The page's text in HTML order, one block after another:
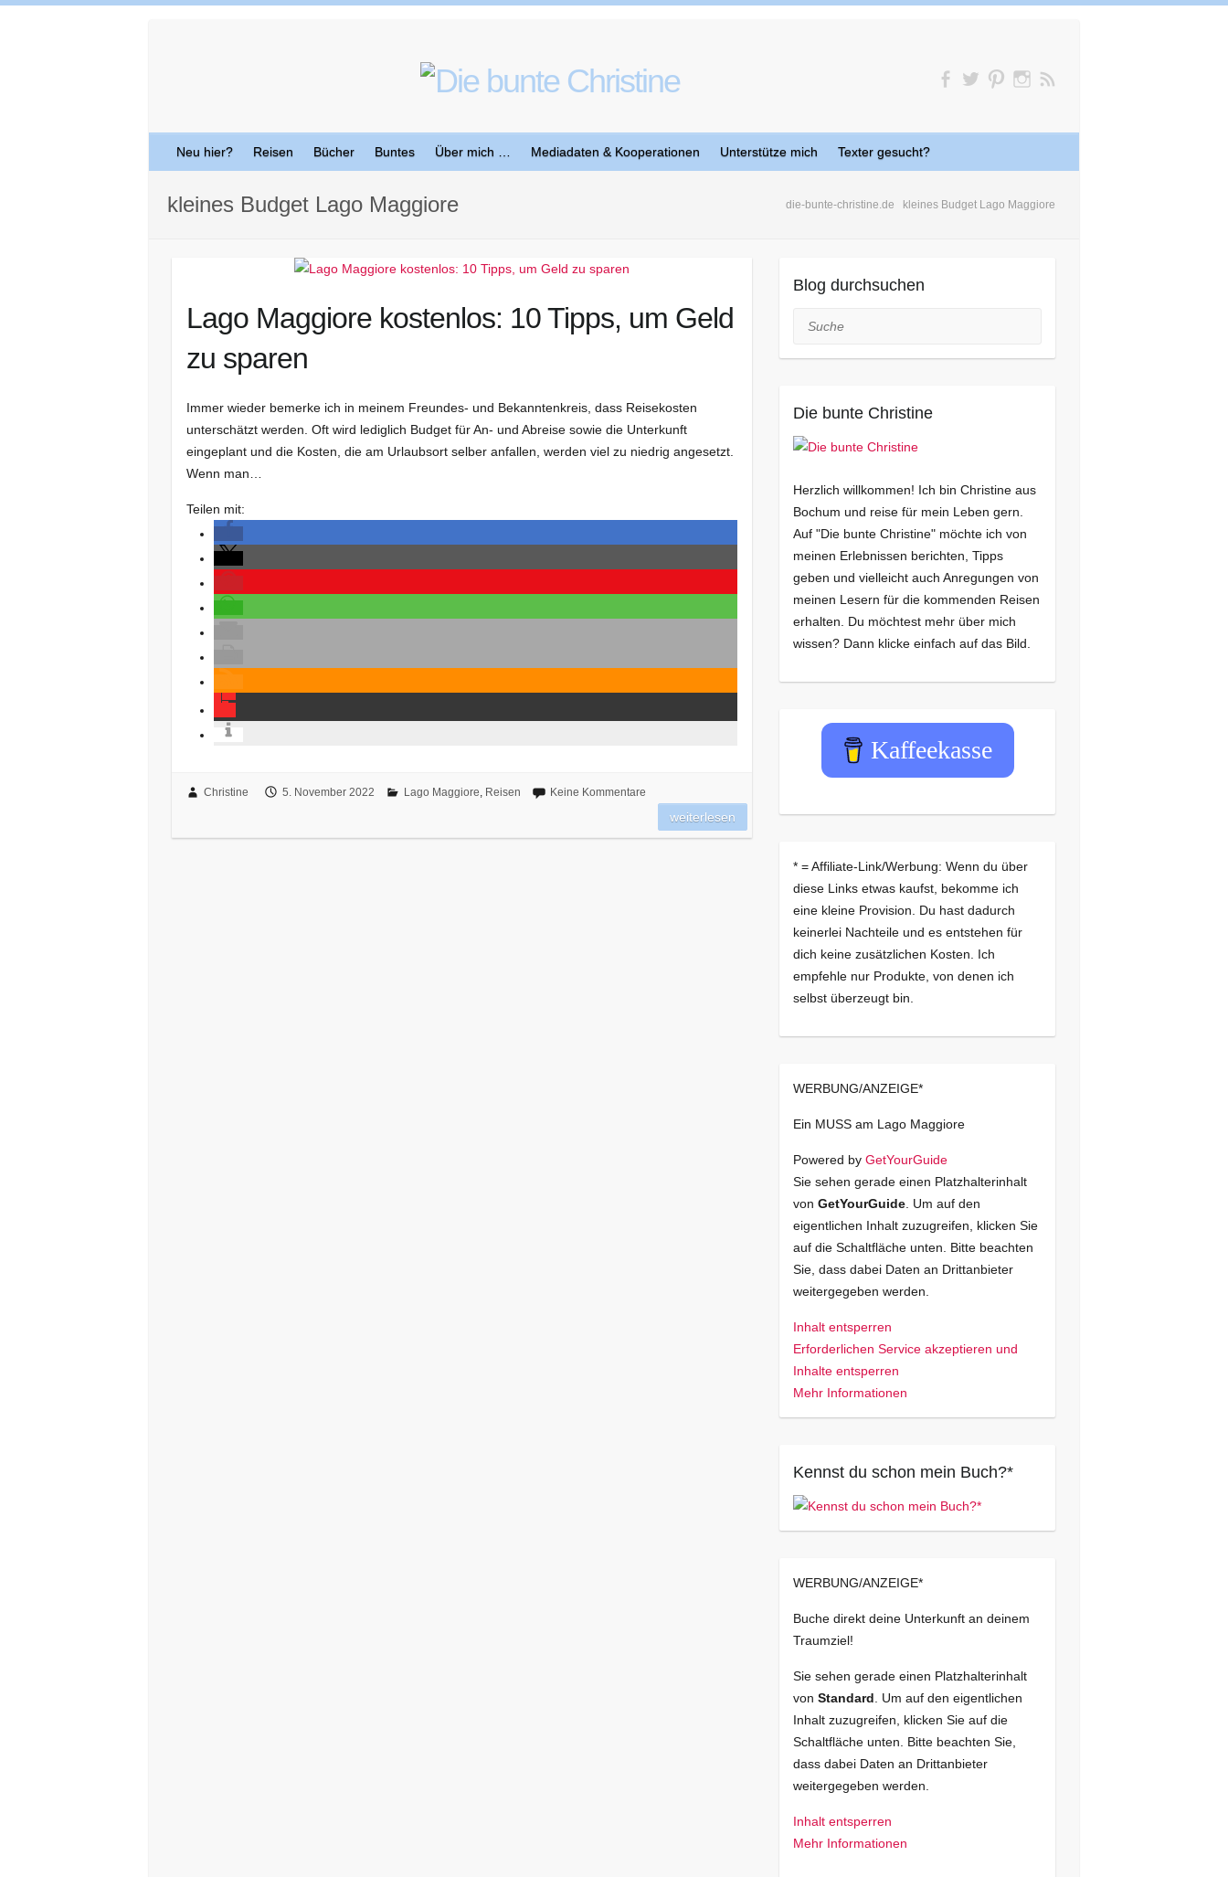
Neu hier? Reisen Bücher Buntes Über mich … Mediadaten & Kooperationen Unterstütze mich Texter gesucht?
die-bunte-christine.de kleines Budget Lago Maggiore
kleines Budget Lago Maggiore
Lago Maggiore kostenlos: 10 Tipps, um Geld
zu sparen
Immer wieder bemerke ich in meinem Freundes- und Bekanntenkreis, dass Reisekosten
unterschätzt werden. Oft wird lediglich Budget für An- und Abreise sowie die Unterkunft
eingeplant und die Kosten, die am Urlaubsort selber anfallen, werden viel zu niedrig angesetzt.
Wenn man…
Teilen mit:
Christine 5. November 2022 Lago Maggiore, Reisen Keine Kommentare
weiterlesen
Blog durchsuchen
Suche
Die bunte Christine
Herzlich willkommen! Ich bin Christine aus
Bochum und reise für mein Leben gern.
Auf "Die bunte Christine" möchte ich von
meinen Erlebnissen berichten, Tipps
geben und vielleicht auch Anregungen von
meinen Lesern für die kommenden Reisen
erhalten. Du möchtest mehr über mich
wissen? Dann klicke einfach auf das Bild.
Kaffeekasse
* = Affiliate-Link/Werbung: Wenn du über
diese Links etwas kaufst, bekomme ich
eine kleine Provision. Du hast dadurch
keinerlei Nachteile und es entstehen für
dich keine zusätzlichen Kosten. Ich
empfehle nur Produkte, von denen ich
selbst überzeugt bin.
WERBUNG/ANZEIGE*
Ein MUSS am Lago Maggiore
Powered by GetYourGuide
Sie sehen gerade einen Platzhalterinhalt
von GetYourGuide. Um auf den
eigentlichen Inhalt zuzugreifen, klicken Sie
auf die Schaltfläche unten. Bitte beachten
Sie, dass dabei Daten an Drittanbieter
weitergegeben werden.
Inhalt entsperren
Erforderlichen Service akzeptieren und
Inhalte entsperren
Mehr Informationen
Kennst du schon mein Buch?*
WERBUNG/ANZEIGE*
Buche direkt deine Unterkunft an deinem
Traumziel!
Sie sehen gerade einen Platzhalterinhalt
von Standard . Um auf den eigentlichen
Inhalt zuzugreifen, klicken Sie auf die
Schaltfläche unten. Bitte beachten Sie,
dass dabei Daten an Drittanbieter
weitergegeben werden.
Inhalt entsperren
Mehr Informationen